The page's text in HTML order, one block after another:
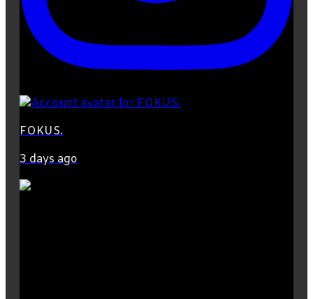
FOKUS.
3 days ago